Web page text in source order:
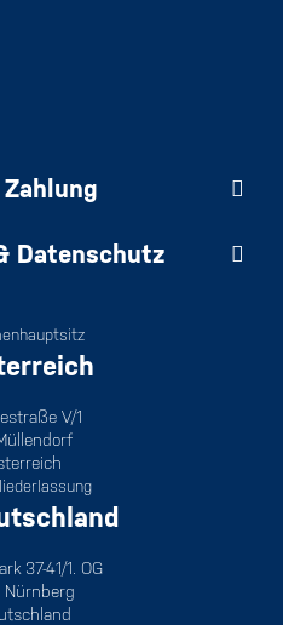
Datenschutz
V/1
37-41/1. OG